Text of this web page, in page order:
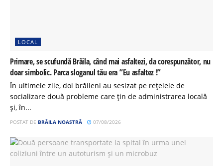
LOCAL
Primare, se scufundă Brăila, când mai asfaltezi, da corespunzător, nu
doar simbolic. Parca sloganul tău era ”Eu asfaltez !”
În ultimele zile, doi brăileni au sesizat pe rețelele de
socializare două probleme care țin de administrarea locală
și, în...
POSTAT DE BRĂILA NOASTRĂ 07/08/2026